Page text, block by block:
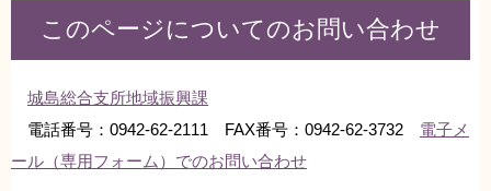
このページについてのお問い合わせ
城島総合支所地域振興課
電話番号：0942-62-2111 FAX番号：0942-62-3732 電子メ
ール（専用フォーム）でのお問い合わせ